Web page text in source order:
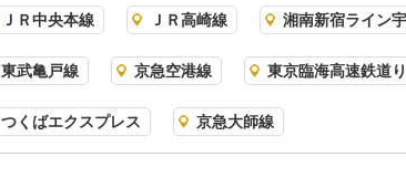
ＪＲ中央本線 ＪＲ高崎線 湘南新宿ライン
東武亀戸線 京急空港線 東京臨海高速鉄道
つくばエクスプレス 京急大師線